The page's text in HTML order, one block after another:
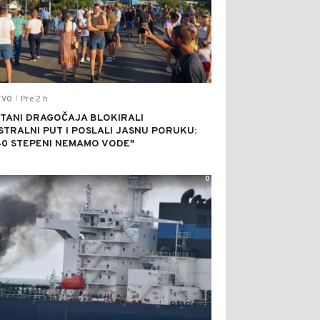
Pre 2 h
DRAGOČAJA BLOKIRALI
PUT I POSLALI JASNU PORUKU:
STEPENI NEMAMO VODE"
0